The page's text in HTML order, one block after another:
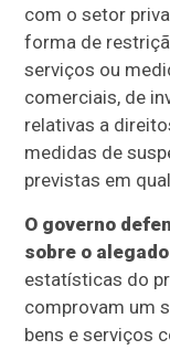
com o setor
forma de
serviços ou
comerciais, de
relativas a
medidas de
previstas em
O governo
sobre o
estatísticas do
comprovam um
bens e serviços